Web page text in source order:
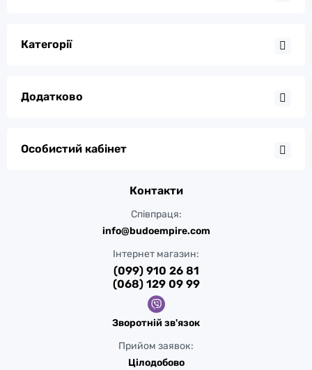
Категорії
Додатково
Особистий кабінет
Контакти
Співпраця:
info@budoempire.com
Інтернет магазин:
(099) 910 26 81
(068) 129 09 99
Зворотній зв'язок
Прийом заявок:
Цілодобово